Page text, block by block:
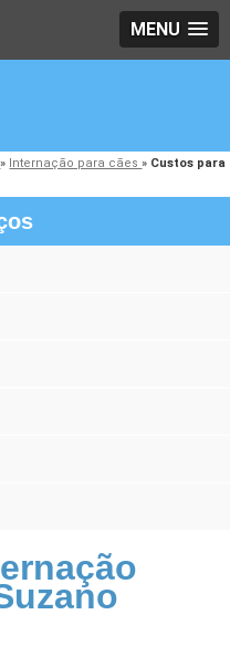
MENU
» Internação para cães» Custos para